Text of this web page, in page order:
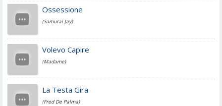
Cesare Cremonini
Jovanotti
Fedez
Ossessione
(Samurai Jay)
Volevo Capire
(Madame)
La Testa Gira
(Fred De Palma)